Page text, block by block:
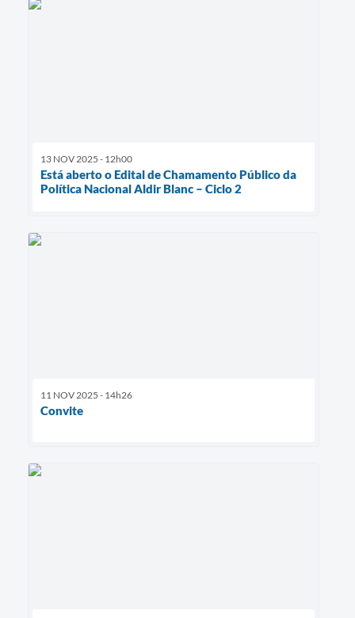
13 NOV 2025 - 12h00
Está aberto o Edital de Chamamento Público da
Política Nacional Aldir Blanc – Ciclo 2
11 NOV 2025 - 14h26
Convite